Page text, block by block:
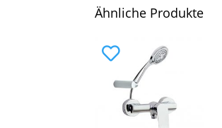
Ähnliche Produkte